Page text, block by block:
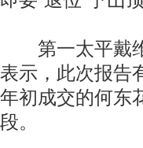
第一太平戴维
表示，此次报告
年初成交的何东
段。